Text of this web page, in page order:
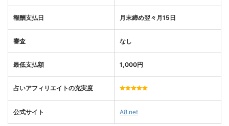
報酬支払日 月末締め翌々月15日
審査 なし
最低支払額 1,000円
占いアフィリエイトの充実度
公式サイト A8.net